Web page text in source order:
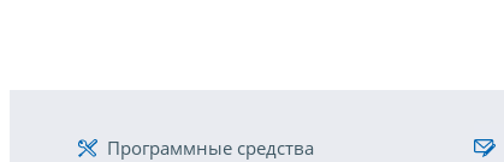
Программные средства